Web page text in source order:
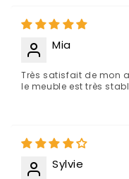
Mia
Très satisfait de mon
le meuble est très
Sylvie